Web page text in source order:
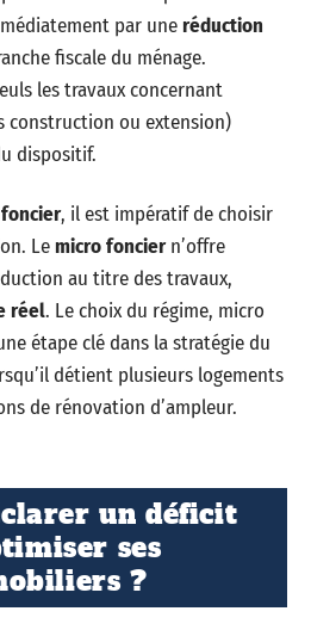
par uneréduction
fiscale du ménage.
les travaux concernant
construction ou extension)
dispositif.
, il est impératif de choisir
Lemicro fonciern’offre
au titre des travaux,
réel. Le choix du régime, micro
étape clé dans la stratégie du
détient plusieurs logements
de rénovation d’ampleur.
un déficit
ses
?